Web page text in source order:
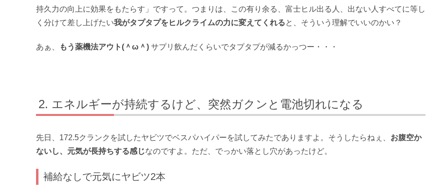
持久力の向上に効果をもたらす」ですって。つまりは、この有り余る、富士ヒル出る人、出ない人すべてに等し
く分けて差し上げたい我がタプタプをヒルクライムの力に変えてくれると、そういう理解でいいのかい？
あぁ、 もう薬機法アウト(＾ω＾) サプリ飲んだくらいでタプタプが減るかっつー・・・
エネルギーが持続するけど、突然ガクンと電池切れになる
先日、172.5クランクを試したヤビツでベスパハイパーを試してみたでありますよ。そうしたらねぇ、 お腹空か
ないし、元気が長持ちする感じなのですよ。ただ、でっかい落とし穴があったけど。
補給なしで元気にヤビツ2本